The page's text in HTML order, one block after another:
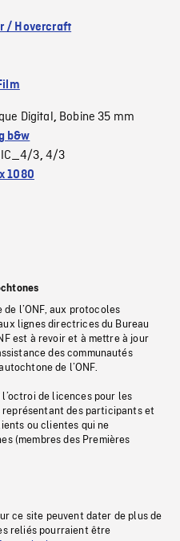
/ Hovercraft
Digital, Bobine 35 mm
b&w
3, 4/3
1080
l’ONF, aux protocoles
lignes directrices du Bureau
est à revoir et à mettre à jour
des communautés
de l’ONF.
l’octroi de licences pour les
des participants et
ou clientes qui ne
(membres des Premières
ce site peuvent dater de plus de
reliés pourraient être